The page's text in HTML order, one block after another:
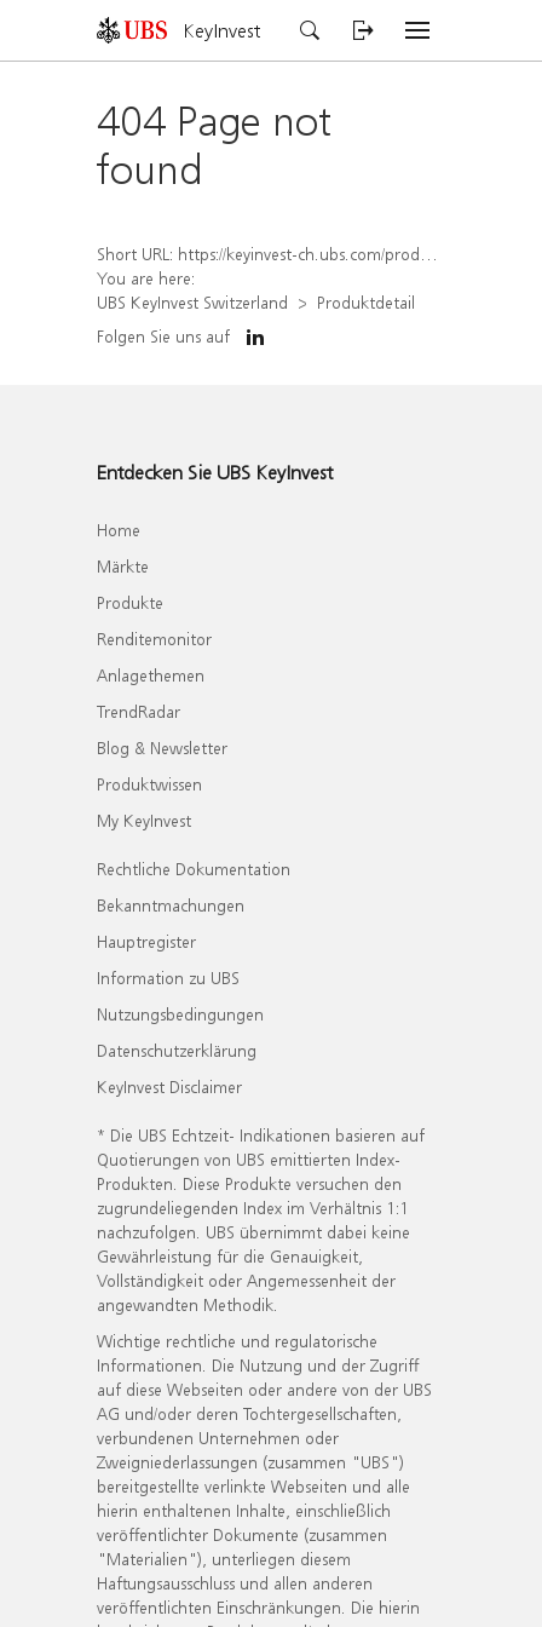
KeyInvest
404 Page not
found
Short URL: https://keyinvest-ch.ubs.com/produkt/detail/index/isin/CH1564522105
You are here:
UBS KeyInvest Switzerland
Produktdetail
Folgen Sie uns auf
Entdecken Sie UBS KeyInvest
Home
Märkte
Produkte
Renditemonitor
Anlagethemen
TrendRadar
Blog & Newsletter
Produktwissen
My KeyInvest
Rechtliche Dokumentation
Bekanntmachungen
Hauptregister
Information zu UBS
Nutzungsbedingungen
Datenschutzerklärung
KeyInvest Disclaimer
* Die UBS Echtzeit- Indikationen basieren auf
Quotierungen von UBS emittierten Index-
Produkten. Diese Produkte versuchen den
zugrundeliegenden Index im Verhältnis 1:1
nachzufolgen. UBS übernimmt dabei keine
Gewährleistung für die Genauigkeit,
Vollständigkeit oder Angemessenheit der
angewandten Methodik.
Wichtige rechtliche und regulatorische
Informationen. Die Nutzung und der Zugriff
auf diese Webseiten oder andere von der UBS
AG und/oder deren Tochtergesellschaften,
verbundenen Unternehmen oder
Zweigniederlassungen (zusammen "UBS")
bereitgestellte verlinkte Webseiten und alle
hierin enthaltenen Inhalte, einschließlich
veröffentlichter Dokumente (zusammen
"Materialien"), unterliegen diesem
Haftungsausschluss und allen anderen
veröffentlichten Einschränkungen. Die hierin